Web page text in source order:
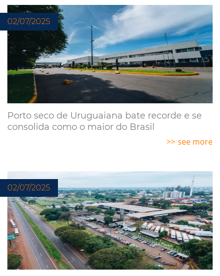
02/07/2025
Porto seco de Uruguaiana bate recorde e se
consolida como o maior do Brasil
see more
02/07/2025